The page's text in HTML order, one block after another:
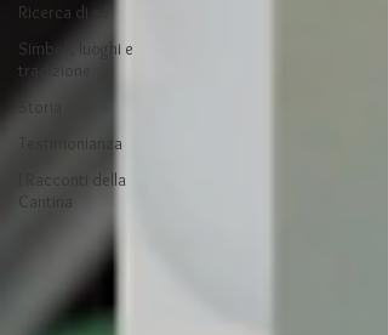
Ricerca di sé
Simboli, luoghi e
tradizione
Storia
Testimonianza
I Racconti della
Cantina